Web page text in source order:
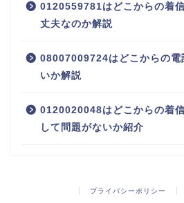
0120559781はどこからの着
丈夫なのか解説
08007009724はどこからの電
いか解説
0120020048はどこからの着
して問題がないか紹介
プライバシーポリシー